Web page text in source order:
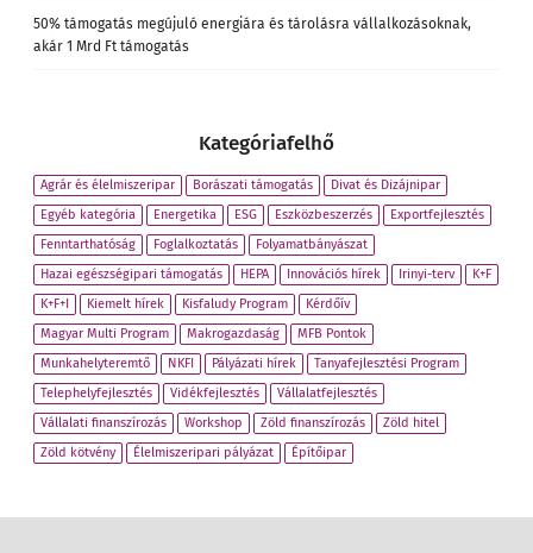
50% támogatás megújuló energiára és tárolásra vállalkozásoknak,
akár 1 Mrd Ft támogatás
Kategóriafelhő
Agrár és élelmiszeripar Borászati támogatás
Divat és Dizájnipar
Egyéb kategória
Energetika ESG Eszközbeszerzés
Exportfejlesztés
Fenntarthatóság
Foglalkoztatás
Folyamatbányászat
Hazai egészségipari támogatás
HEPA Innovációs hírek Irinyi-terv
K+F
K+F+I
Kiemelt hírek Kisfaludy Program
Kérdőív
Magyar Multi Program
Makrogazdaság
MFB Pontok
Munkahelyteremtő
NKFI Pályázati hírek
Tanyafejlesztési Program
Telephelyfejlesztés
Vidékfejlesztés
Vállalatfejlesztés
Vállalati finanszírozás
Workshop Zöld finanszírozás
Zöld hitel
Zöld kötvény
Élelmiszeripari pályázat Építőipar